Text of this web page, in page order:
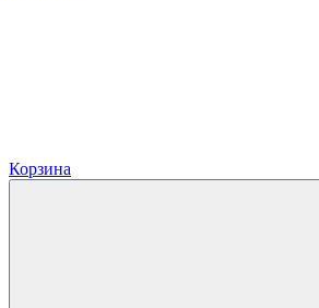
Корзина